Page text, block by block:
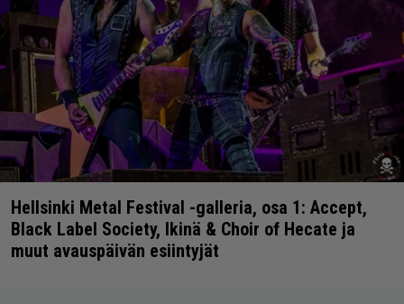
Hellsinki Metal Festival -galleria, osa 1: Accept,
Black Label Society, Ikinä & Choir of Hecate ja
muut avauspäivän esiintyjät